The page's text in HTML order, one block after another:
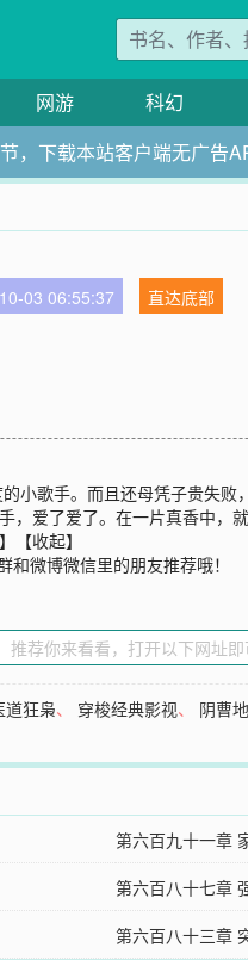
网游 科幻
，下载本站客户端无广告
03 06:55:37
直达底部
小歌手。而且还母凭子贵失
爱了爱了。在一片真香中，
【收起】
微博微信里的朋友推荐哦！
道狂枭、 穿梭经典影视、 阴曹
第六百九十一章
第六百八十七章
第六百八十三章